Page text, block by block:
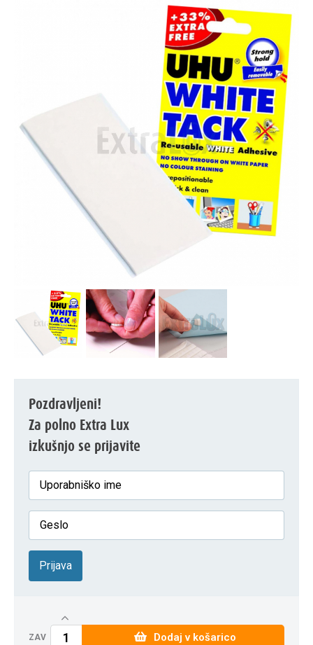
Pozdravljeni!
Za polno Extra Lux
izkušnjo se prijavite
Prijava
ZAV Dodaj v košarico